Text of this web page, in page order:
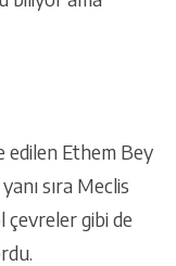
edilen Ethem Bey
sıra Meclis
çevreler gibi de